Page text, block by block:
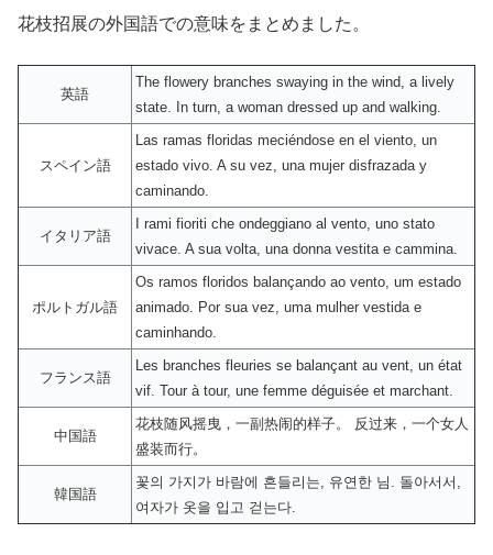
花枝招展の外国語での意味をまとめました。
英語
The flowery branches swaying in the wind, a lively
state. In turn, a woman dressed up and walking.
スペイン語
Las ramas floridas meciéndose en el viento, un
estado vivo. A su vez, una mujer disfrazada y
caminando.
イタリア語
I rami fioriti che ondeggiano al vento, uno stato
vivace. A sua volta, una donna vestita e cammina.
ポルトガル語
Os ramos floridos balançando ao vento, um estado
animado. Por sua vez, uma mulher vestida e
caminhando.
フランス語
Les branches fleuries se balançant au vent, un état
vif. Tour à tour, une femme déguisée et marchant.
中国語
花枝随风摇曳，一副热闹的样子。 反过来，一个女人
盛装而行。
韓国語
꽃의 가지가 바람에 흔들리는, 유연한 님. 돌아서서,
여자가 옷을 입고 걷는다.